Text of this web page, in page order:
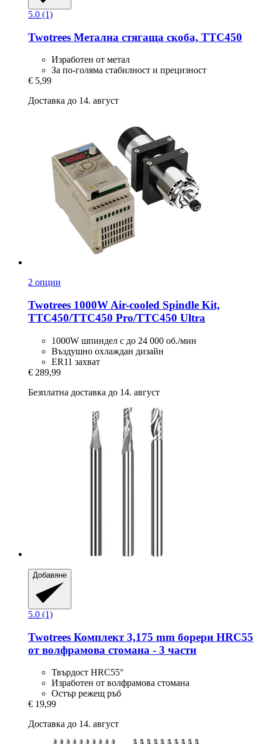
5.0 (1)
Twotrees Метална стягаща скоба, TTC450
Изработен от метал
За по-голяма стабилност и прецизност
€ 5,99
Доставка до 14. август
2 опции
Twotrees 1000W Air-​cooled Spindle Kit,
TTC450/TTC450 Pro/TTC450 Ultra
1000W шпиндел с до 24 000 об./мин
Въздушно охлаждан дизайн
ER11 захват
€ 289,99
Безплатна доставка до 14. август
Добавяне
5.0 (1)
Twotrees Комплект 3,175 mm борери HRC55
от волфрамова стомана -​ 3 части
Твърдост HRC55°
Изработен от волфрамова стомана
Остър режещ ръб
€ 19,99
Доставка до 14. август